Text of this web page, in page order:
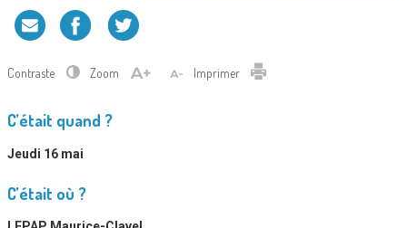
Contraste Zoom Imprimer
C’était quand ?
Jeudi 16 mai
C’était où ?